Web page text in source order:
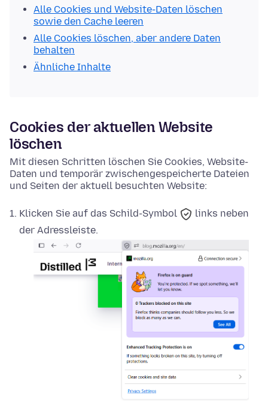
Alle Cookies und Website-Daten löschen
sowie den Cache leeren
Alle Cookies löschen, aber andere Daten
behalten
Ähnliche Inhalte
Cookies der aktuellen Website
löschen
Mit diesen Schritten löschen Sie Cookies, Website-
Daten und temporär zwischengespeicherte Dateien
und Seiten der aktuell besuchten Website:
Klicken Sie auf das Schild-Symbol
links neben
der Adressleiste.